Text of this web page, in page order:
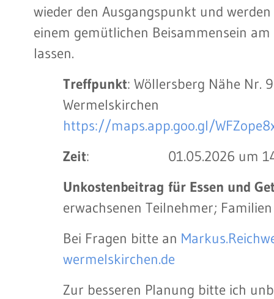
wieder den Ausgangspunkt und
einem gemütlichen Beisammensein
lassen.
Treffpunkt: Wöllersberg Nähe Nr.
Wermelskirchen
https://maps.app.goo.gl/
Zeit: 01.05.2026 um
Unkostenbeitrag für Essen und
erwachsenen Teilnehmer;
Bei Fragen bitte an
wermelskirchen.de
Zur besseren Planung bitte ich